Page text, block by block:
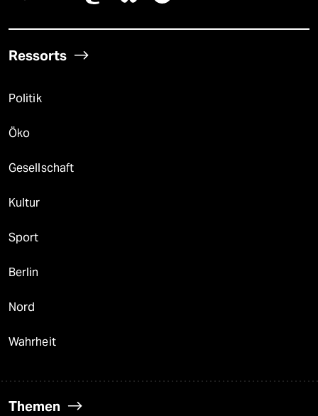
Ressorts
Politik
Öko
Gesellschaft
Kultur
Sport
Berlin
Nord
Wahrheit
Themen